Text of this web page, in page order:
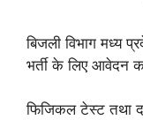
बिजली विभाग मध्य
भर्ती के लिए आवेदन
फिजिकल टेस्ट तथा